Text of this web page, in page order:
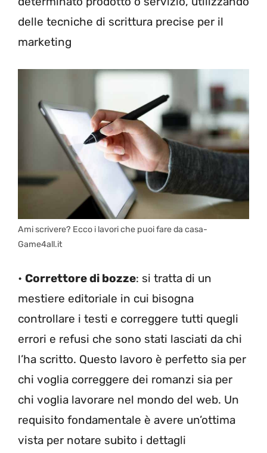
delle tecniche di scrittura precise per il
marketing
Ami scrivere? Ecco i lavori che puoi fare da casa-
Game4all.it
• Correttore di bozze: si tratta di un
mestiere editoriale in cui bisogna
controllare i testi e correggere tutti quegli
errori e refusi che sono stati lasciati da chi
l’ha scritto. Questo lavoro è perfetto sia per
chi voglia correggere dei romanzi sia per
chi voglia lavorare nel mondo del web. Un
requisito fondamentale è avere un’ottima
vista per notare subito i dettagli